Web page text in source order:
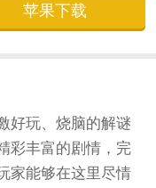
苹果下载
好玩、烧脑的解谜
彩丰富的剧情，完
家能够在这里尽情